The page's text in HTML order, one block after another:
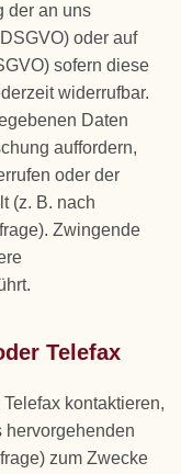
der an uns
oder auf
sofern diese
widerrufbar.
Daten
auffordern,
oder der
(z. B. nach
Zwingende
Telefax
kontaktieren,
hervorgehenden
zum Zwecke